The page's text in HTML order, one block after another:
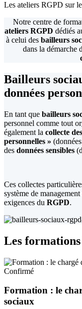
Les ateliers RGPD sur
Notre centre de
ateliers RGPD dédiés
à celui des bailleurs
dans la démarche
Bailleurs
données
En tant que bailleurs
personnel comme tout
également la collecte
personnelles »
des données sensibles
Ces collectes
système de
exigences du RGPD.
Les
Confirmé
Formation : le
sociaux